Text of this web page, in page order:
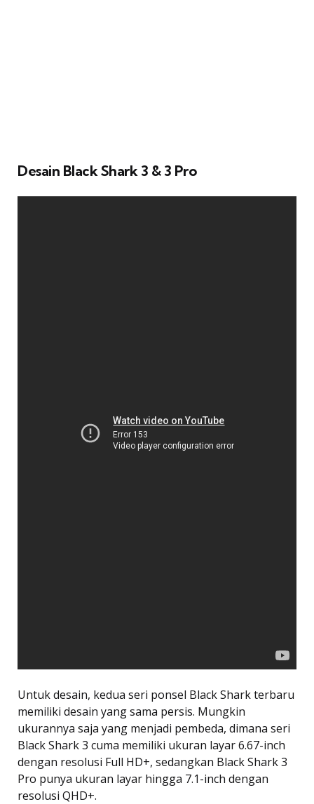
Desain Black Shark 3 & 3 Pro
Untuk desain, kedua seri ponsel Black Shark terbaru
memiliki desain yang sama persis. Mungkin
ukurannya saja yang menjadi pembeda, dimana seri
Black Shark 3 cuma memiliki ukuran layar 6.67-inch
dengan resolusi Full HD+, sedangkan Black Shark 3
Pro punya ukuran layar hingga 7.1-inch dengan
resolusi QHD+.